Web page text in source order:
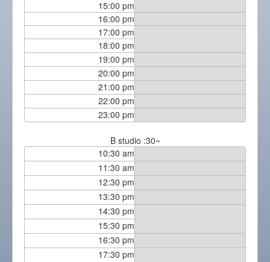
15:00 pm
16:00 pm
17:00 pm
18:00 pm
19:00 pm
20:00 pm
21:00 pm
22:00 pm
23:00 pm
B studio :30~
10:30 am
11:30 am
12:30 pm
13:30 pm
14:30 pm
15:30 pm
16:30 pm
17:30 pm